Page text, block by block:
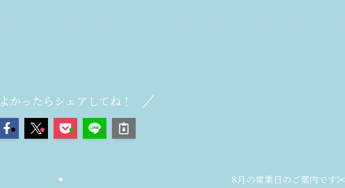
よかったらシェアしてね！
8月の営業日のご案内です✂